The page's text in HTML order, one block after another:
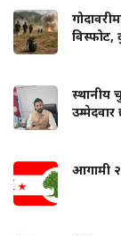
विस्फोट,
स्थानीय
उम्मेदवार
आगामी